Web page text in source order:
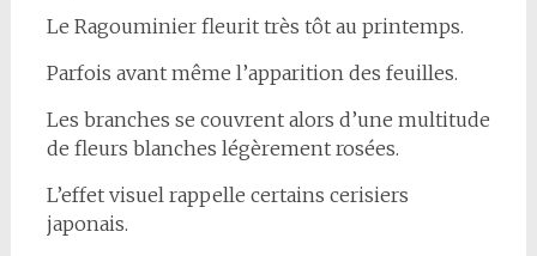
Le Ragouminier fleurit très tôt au printemps.
Parfois avant même l’apparition des feuilles.
Les branches se couvrent alors d’une multitude
de fleurs blanches légèrement rosées.
L’effet visuel rappelle certains cerisiers
japonais.